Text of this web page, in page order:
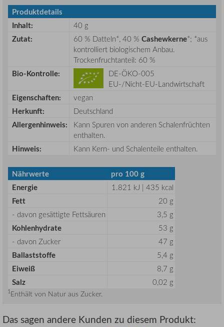
Produktdetails
Inhalt:
40 g
Zutat: 60 % Datteln*, 40 % Cashewkerne*; *aus
kontrolliert biologischem Anbau.
Trockenfruchtanteil: 60 %
Bio-Kontrolle:
DE-ÖKO-005
EU-/Nicht-EU-Landwirtschaft
Eigenschaften: vegan
Herkunft: Deutschland
Allergenhinweis:
Kann Spuren von anderen Schalenfrüchten
enthalten.
Hinweis: Kann Kern- und Schalenteile enthalten.
Nährwerte
pro 100 g
Energie
1.821 kJ | 435 kcal
Fett
20 g
- davon gesättigte Fettsäuren
3,5 g
Kohlenhydrate
53 g
- davon Zucker
47 g
Ballaststoffe 5,4 g
Eiweiß 8,7 g
Salz 0,02 g
1Enthält von Natur aus Zucker.
Das sagen andere Kunden zu diesem Produkt: